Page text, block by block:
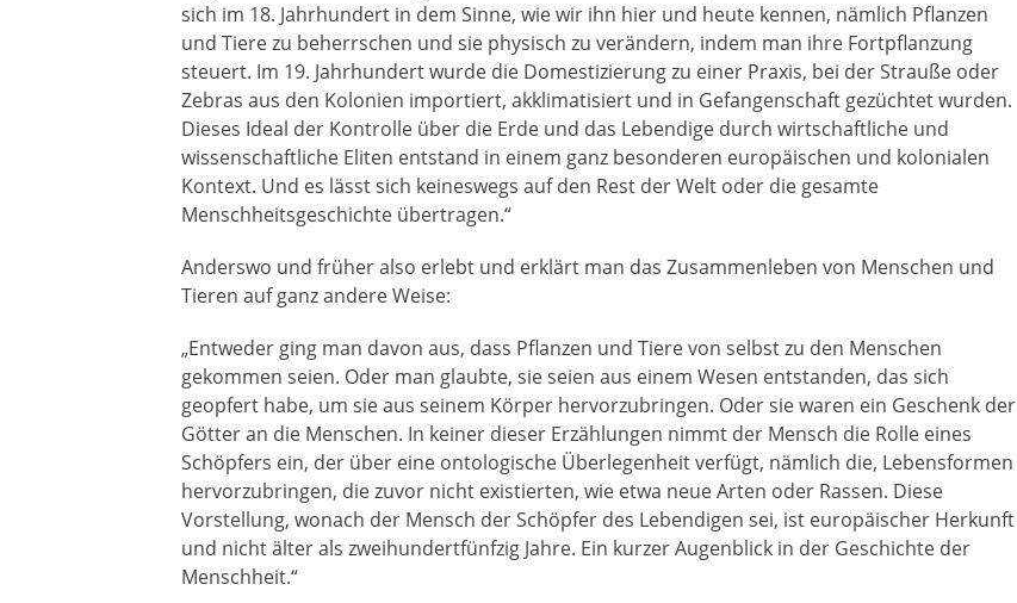
sich im 18. Jahrhundert in dem Sinne, wie wir ihn hier und heute kennen, nämlich Pflanzen
und Tiere zu beherrschen und sie physisch zu verändern, indem man ihre Fortpflanzung
steuert. Im 19. Jahrhundert wurde die Domestizierung zu einer Praxis, bei der Strauße oder
Zebras aus den Kolonien importiert, akklimatisiert und in Gefangenschaft gezüchtet wurden.
Dieses Ideal der Kontrolle über die Erde und das Lebendige durch wirtschaftliche und
wissenschaftliche Eliten entstand in einem ganz besonderen europäischen und kolonialen
Kontext. Und es lässt sich keineswegs auf den Rest der Welt oder die gesamte
Menschheitsgeschichte übertragen.“
Anderswo und früher also erlebt und erklärt man das Zusammenleben von Menschen und
Tieren auf ganz andere Weise:
„Entweder ging man davon aus, dass Pflanzen und Tiere von selbst zu den Menschen
gekommen seien. Oder man glaubte, sie seien aus einem Wesen entstanden, das sich
geopfert habe, um sie aus seinem Körper hervorzubringen. Oder sie waren ein Geschenk der
Götter an die Menschen. In keiner dieser Erzählungen nimmt der Mensch die Rolle eines
Schöpfers ein, der über eine ontologische Überlegenheit verfügt, nämlich die, Lebensformen
hervorzubringen, die zuvor nicht existierten, wie etwa neue Arten oder Rassen. Diese
Vorstellung, wonach der Mensch der Schöpfer des Lebendigen sei, ist europäischer Herkunft
und nicht älter als zweihundertfünfzig Jahre. Ein kurzer Augenblick in der Geschichte der
Menschheit.“